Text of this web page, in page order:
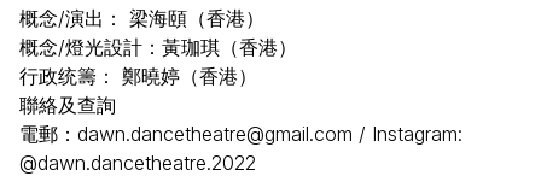
概念/演出： 梁海頤（香港）
概念/燈光設計：黃珈琪（香港）
行政统籌： 鄭曉婷（香港）
聯絡及查詢
電郵： dawn.dancetheatre@gmail.com / Instagram:
@dawn.dancetheatre.2022